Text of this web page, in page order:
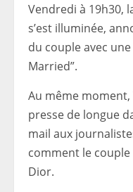
Vendredi à 19h30,
s’est illuminée,
du couple avec
Married”.
Au même
presse de longue
mail aux
comment le
Dior.